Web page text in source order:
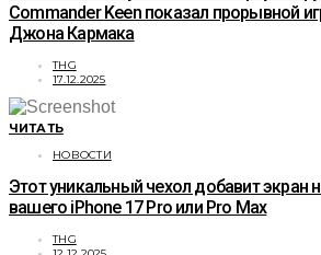
Commander Keen показал прорывной
Джона Кармака
THG
17.12.2025
ЧИТАТЬ
НОВОСТИ
Этот уникальный чехол добавит экран
вашего iPhone 17 Pro или Pro Max
THG